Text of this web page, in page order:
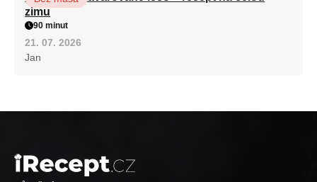
zimu
90 minut
21. 07. 2026
Jan